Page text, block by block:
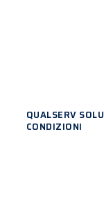
QUALSERV
CONDIZIONI